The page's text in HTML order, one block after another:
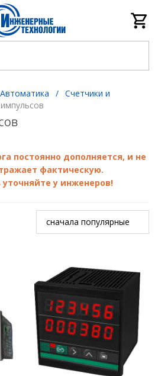
Автоматика / Счетчики и
постоянно дополняется, и не
фактическую.
у инженеров!